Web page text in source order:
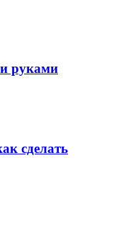
руками
сделать